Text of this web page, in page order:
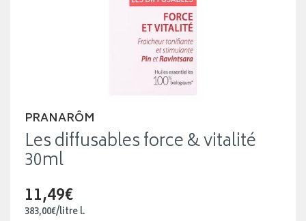
PRANARÔM
Les diffusables force & vitalité
30ml
11,49€
383,00€/litrel.